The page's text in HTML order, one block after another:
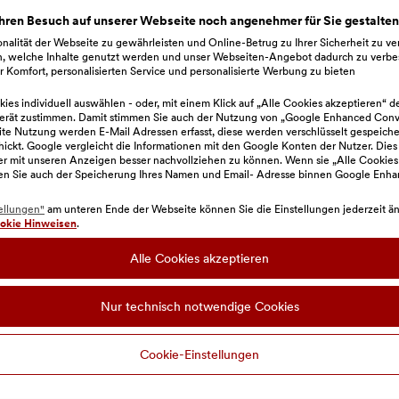
steht auf der Rückseite der
richtig
Kontokarte durch Zerschneiden der Karte
Sie die zerschnittene Karte auch in einer
Besuch auf unserer Webseite noch angenehmer für Sie
der Webseite zu gewährleisten und Online-Betrug zu Ihrer Sicherheit zu
welche Inhalte genutzt werden und unser Webseiten-Angebot dadurch zu
Komfort, personalisierten Service und personalisierte Werbung zu bieten
individuell auswählen - oder, mit einem Klick auf „Alle Cookies akzeptieren“
zustimmen. Damit stimmen Sie auch der Nutzung von „Google Enhanced
Nutzung werden E-Mail Adressen erfasst, diese werden verschlüsselt
Google vergleicht die Informationen mit den Google Konten der Nutzer.
mit unseren Anzeigen besser nachvollziehen zu können. Wenn sie „Alle
Sie auch der Speicherung Ihres Namen und Email- Adresse binnen Google
am unteren Ende der Webseite können Sie die Einstellungen jederzeit
Hinweisen.
Alle Cookies akzeptieren
Nur technisch notwendige Cookies
Cookie-Einstellungen